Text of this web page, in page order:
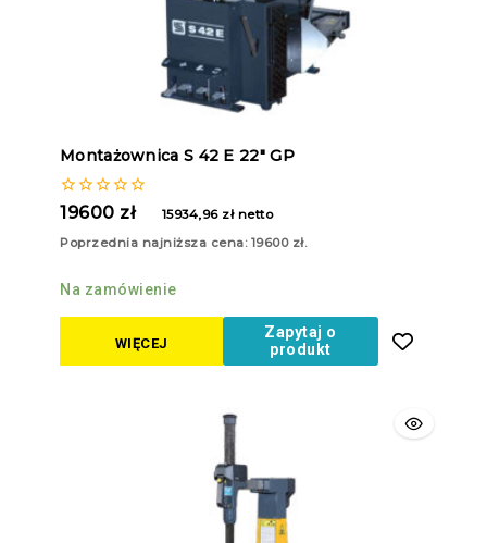
Montażownica S 42 E 22″ GP
0
5
19600 zł 15934,96 złnetto
Poprzednia najniższa cena: 19600 zł.
Na zamówienie
WIĘCEJ
Zapytaj o
produkt